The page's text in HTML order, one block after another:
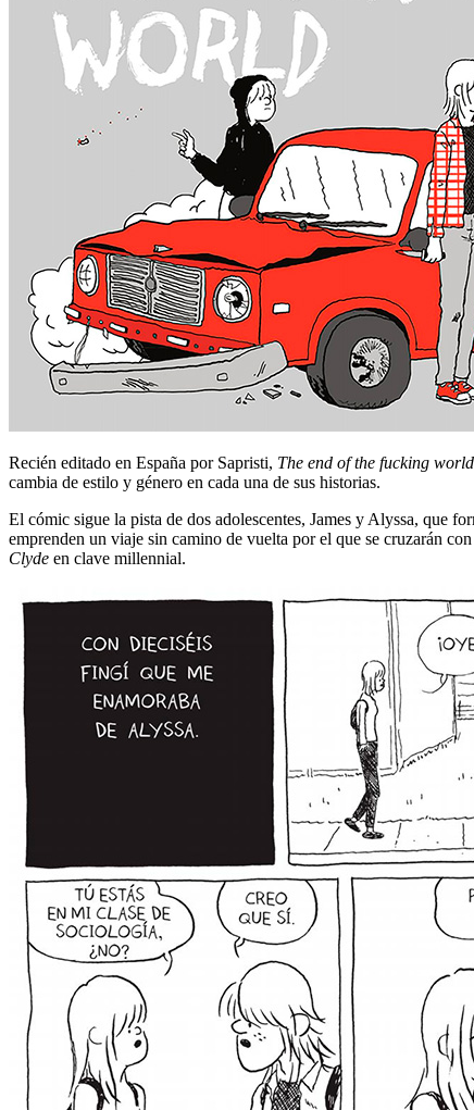
Recién editado en España por Sapristi, The end of the fucking world
cambia de estilo y género en cada una de sus historias.
El cómic sigue la pista de dos adolescentes, James y Alyssa, que
emprenden un viaje sin camino de vuelta por el que se cruzarán
Clyde en clave millennial.